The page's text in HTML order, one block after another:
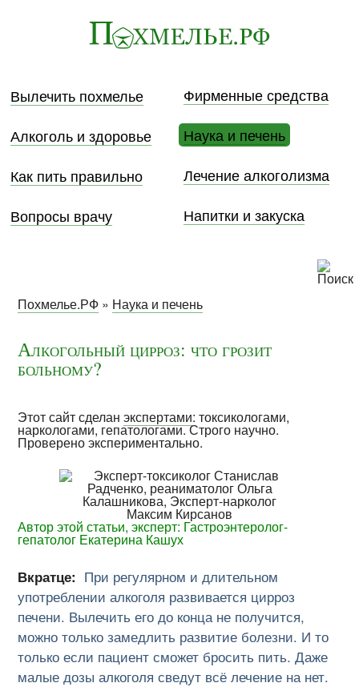
Вылечить похмелье
Фирменные средства
Алкоголь и здоровье
Наука и печень
Как пить правильно
Лечение алкоголизма
Вопросы врачу
Напитки и закуска
Похмелье.РФ » Наука и печень
Алкогольный цирроз: что грозит
больному?
Этот сайт сделанэкспертами: токсикологами,
наркологами, гепатологами. Строго научно.
Проверено экспериментально.
Автор этой статьи, эксперт: Гастроэнтеролог-
гепатолог Екатерина Кашух
Вкратце: При регулярном и длительном
употреблении алкоголя развивается цирроз
печени. Вылечить его до конца не получится,
можно только замедлить развитие болезни. И то
только если пациент сможет бросить пить. Даже
малые дозы алкоголя сведут всё лечение на нет.